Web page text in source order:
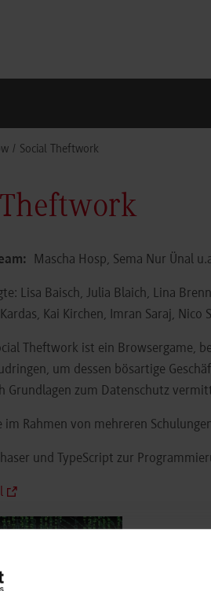
Social Theftwork
Mascha Hosp, Sema Nur Ünal
Lisa Baisch, Julia Blaich, Lina
Kai Kirchen, Imran Saraj, Nico
Theftwork ist ein Browsergame,
um dessen bösartige
Grundlagen zum Datenschutz
im Rahmen von mehreren
und TypeScript zur